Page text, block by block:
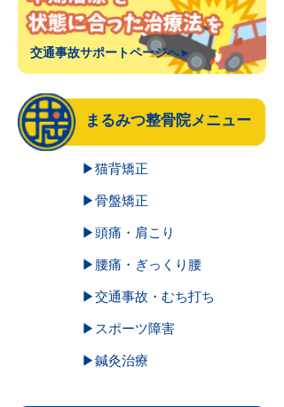
交通事故サポートページへ►
まるみつ整骨院メニュー
▶猫背矯正
▶骨盤矯正
▶頭痛・肩こり
▶腰痛・ぎっくり腰
▶交通事故・むち打ち
▶スポーツ障害
▶鍼灸治療